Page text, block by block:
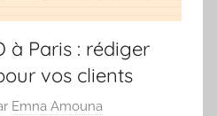
à Paris : rédiger
vos clients
Emna Amouna